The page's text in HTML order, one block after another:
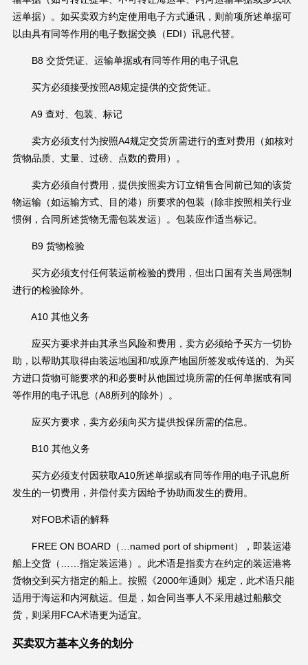
运单据）。如买卖双方约定使用电子方式通讯，则前项所述单据可
以由具有同等作用的电子数据交换（EDI）讯息代替。
B8 交货凭证、运输单据或有同等作用的电子讯息
买方必须接受按照A8规定提供的交货凭证。
A9 查对、包装、标记
卖方必须支付为按照A4规定交货所需进行的查对费用（如核对
货物品质、丈量、过磅、点数的费用）。
卖方必须自付费用，提供按照卖方订立销售合同前已知的该货
物运输（如运输方式、目的港）所要求的包装（除非按照相关行业
惯例，合同所述货物无需包装发运）。包装应作适当标记。
B9 货物检验
买方必须支付任何装运前检验的费用，但出口国有关当局强制
进行的检验除外。
A10 其他义务
应买方要求并由其承当风险和费用，卖方必须给予买方一切协
助，以帮助其取得由装运地国和/或原产地国所签发或传送的、为买
方进口货物可能要求的和必要时从他国过境所需的任何单据或有同
等作用的电子讯息（A8所列的除外）。
应买方要求，卖方必须向买方提供投保所需的信息。
B10 其他义务
买方必须支付因获取A10所述单据或有同等作用的电子讯息所
发生的一切费用，并偿付卖方因给予协助而发生的费用。
对FOB术语的解释
FREE ON BOARD（…named port of shipment），即装运港
船上交货（……指定装运港）。此术语是指卖方在约定的装运港将
货物交到买方指定的船上。按照《2000年通则》规定，此术语只能
适用于海运和内河航运。但是，如合同当事人不采用越过船舷交
货，则采用FCA术语更为适宜。
买卖双方基本义务的划分